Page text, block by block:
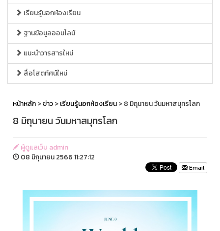
เรียนรู้นอกห้องเรียน
ฐานข้อมูลออนไลน์
แนะนำวารสารใหม่
สื่อโสตทัศน์ใหม่
หน้าหลัก>ข่าว>เรียนรู้นอกห้องเรียน> 8 มิถุนายน วันมหาสมุทรโลก
8 มิถุนายน วันมหาสมุทรโลก
ผู้ดูแลเว็บ admin
08 มิถุนายน 2566 11:27:12
Email